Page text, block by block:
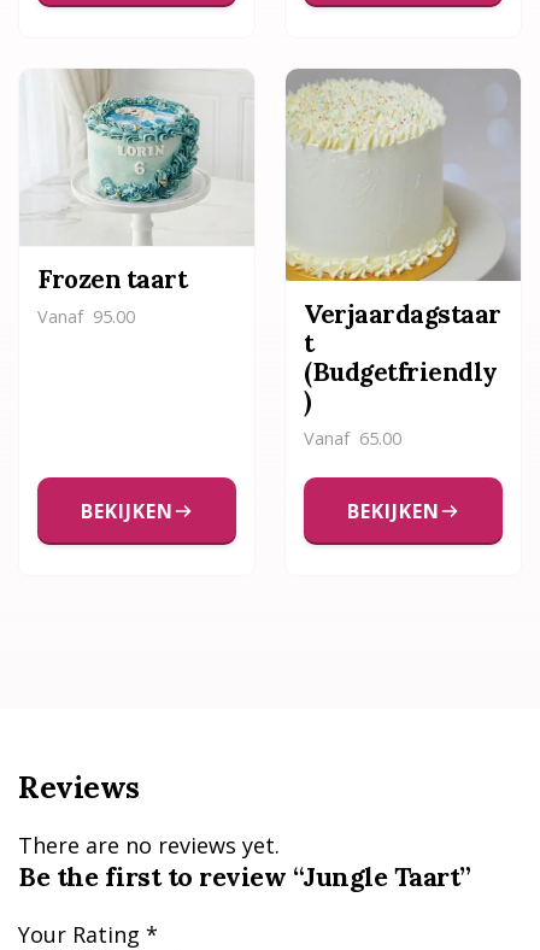
Frozen taart
Vanaf 95.00
BEKIJKEN
Verjaardagstaar
t
(Budgetfriendly
)
Vanaf 65.00
BEKIJKEN
Reviews
There are no reviews yet.
Be the first to review “Jungle Taart”
Your Rating *